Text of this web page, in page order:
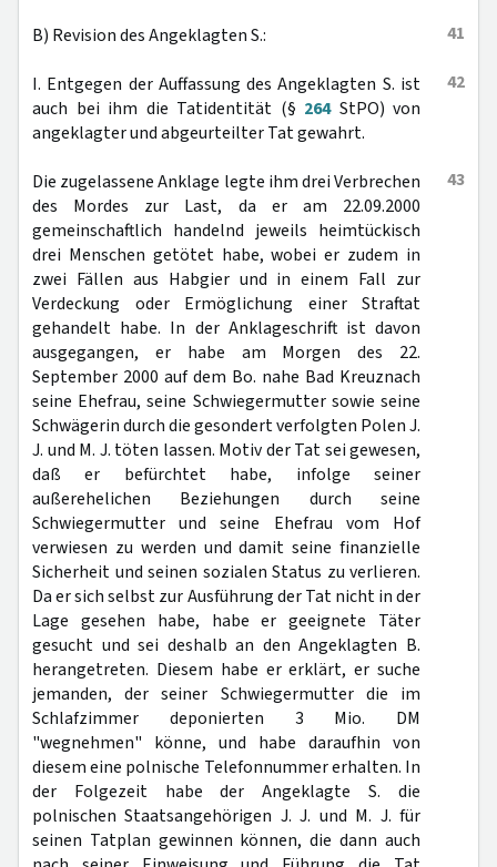
41
B) Revision des Angeklagten S.:
42
I. Entgegen der Auffassung des Angeklagten S. ist
auch bei ihm die Tatidentität (§ 264StPO) von
angeklagter und abgeurteilter Tat gewahrt.
43
Die zugelassene Anklage legte ihm drei Verbrechen
des Mordes zur Last, da er am 22.09.2000
gemeinschaftlich handelnd jeweils heimtückisch
drei Menschen getötet habe, wobei er zudem in
zwei Fällen aus Habgier und in einem Fall zur
Verdeckung oder Ermöglichung einer Straftat
gehandelt habe. In der Anklageschrift ist davon
ausgegangen, er habe am Morgen des 22.
September 2000 auf dem Bo. nahe Bad Kreuznach
seine Ehefrau, seine Schwiegermutter sowie seine
Schwägerin durch die gesondert verfolgten Polen J.
J. und M. J. töten lassen. Motiv der Tat sei gewesen,
daß er befürchtet habe, infolge seiner
außerehelichen Beziehungen durch seine
Schwiegermutter und seine Ehefrau vom Hof
verwiesen zu werden und damit seine finanzielle
Sicherheit und seinen sozialen Status zu verlieren.
Da er sich selbst zur Ausführung der Tat nicht in der
Lage gesehen habe, habe er geeignete Täter
gesucht und sei deshalb an den Angeklagten B.
herangetreten. Diesem habe er erklärt, er suche
jemanden, der seiner Schwiegermutter die im
Schlafzimmer deponierten 3 Mio. DM
"wegnehmen" könne, und habe daraufhin von
diesem eine polnische Telefonnummer erhalten. In
der Folgezeit habe der Angeklagte S. die
polnischen Staatsangehörigen J. J. und M. J. für
seinen Tatplan gewinnen können, die dann auch